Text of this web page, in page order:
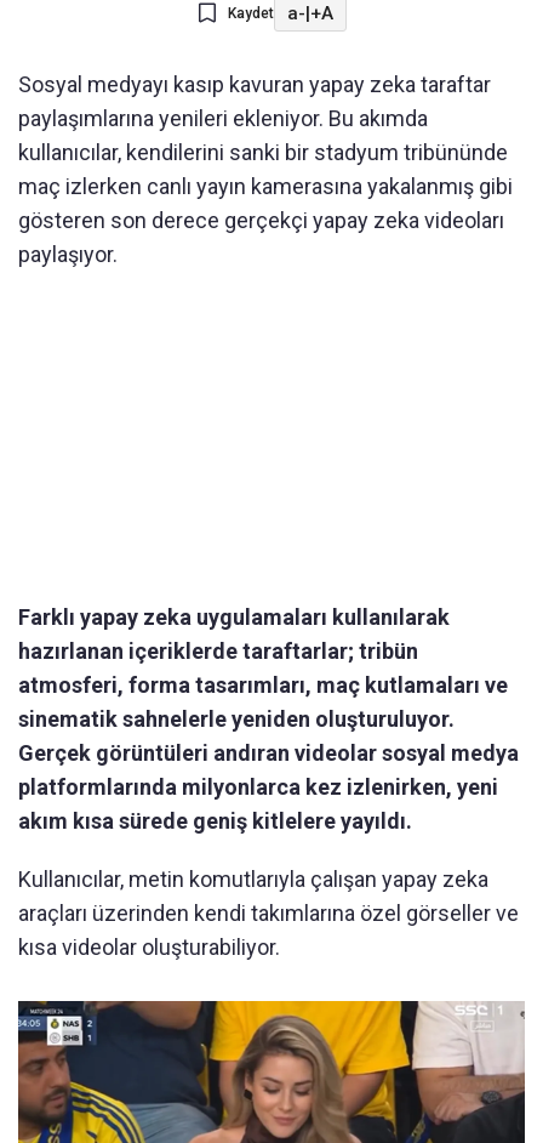
Kaydet a-|+A
Sosyal medyayı kasıp kavuran yapay zeka taraftar
paylaşımlarına yenileri ekleniyor. Bu akımda
kullanıcılar, kendilerini sanki bir stadyum tribününde
maç izlerken canlı yayın kamerasına yakalanmış gibi
gösteren son derece gerçekçi yapay zeka videoları
paylaşıyor.
Farklı yapay zeka uygulamaları kullanılarak
hazırlanan içeriklerde taraftarlar; tribün
atmosferi, forma tasarımları, maç kutlamaları ve
sinematik sahnelerle yeniden oluşturuluyor.
Gerçek görüntüleri andıran videolar sosyal medya
platformlarında milyonlarca kez izlenirken, yeni
akım kısa sürede geniş kitlelere yayıldı.
Kullanıcılar, metin komutlarıyla çalışan yapay zeka
araçları üzerinden kendi takımlarına özel görseller ve
kısa videolar oluşturabiliyor.